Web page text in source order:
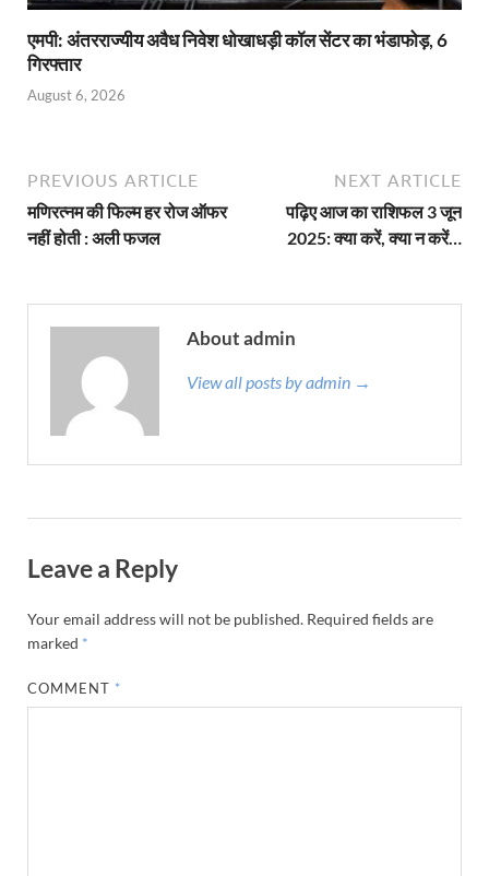
एमपी: अंतरराज्यीय अवैध निवेश धोखाधड़ी कॉल सेंटर का भंडाफोड़, 6
गिरफ्तार
August 6, 2026
PREVIOUS ARTICLE
मणिरत्नम की फिल्म हर रोज ऑफर
नहीं होती : अली फजल
NEXT ARTICLE
पढ़िए आज का राशिफल 3 जून
2025: क्या करें, क्या न करें…
About admin
View all posts by admin →
Leave a Reply
Your email address will not be published. Required fields are
marked *
COMMENT *